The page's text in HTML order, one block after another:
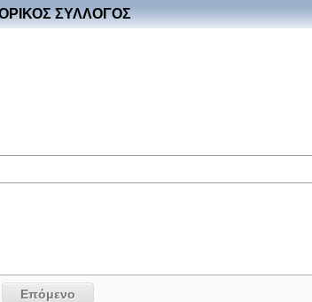
ΣΥΛΛΟΓΟΣ
Επόμενο